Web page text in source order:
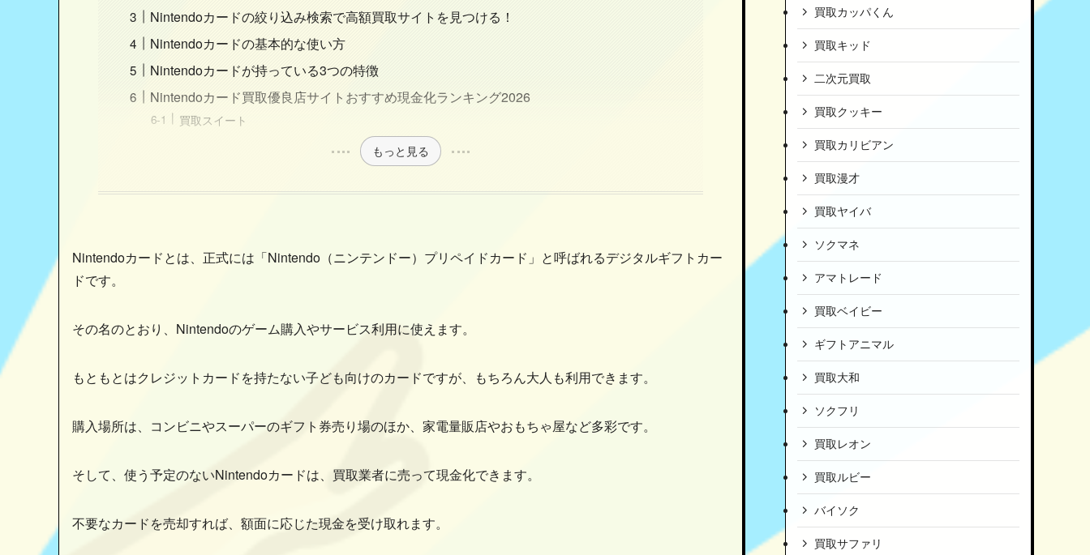
Nintendoカードの絞り込み検索で高額買取サイトを見つける！
Nintendoカードの基本的な使い方
Nintendoカードが持っている3つの特徴
Nintendoカード買取優良店サイトおすすめ現金化ランキング2026
買取スイート
もっと見る
Nintendoカードとは、正式には「Nintendo（ニンテンドー）プリペイドカード」と呼ばれるデジタルギフトカー
ドです。
その名のとおり、Nintendoのゲーム購入やサービス利用に使えます。
もともとはクレジットカードを持たない子ども向けのカードですが、もちろん大人も利用できます。
購入場所は、コンビニやスーパーのギフト券売り場のほか、家電量販店やおもちゃ屋など多彩です。
そして、使う予定のないNintendoカードは、買取業者に売って現金化できます。
不要なカードを売却すれば、額面に応じた現金を受け取れます。
買取カッパくん
買取キッド
二次元買取
買取クッキー
買取カリビアン
買取漫才
買取ヤイバ
ソクマネ
アマトレード
買取ベイビー
ギフトアニマル
買取大和
ソクフリ
買取レオン
買取ルビー
バイソク
買取サファリ